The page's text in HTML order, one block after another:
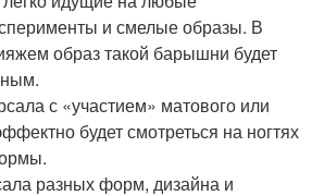
и смелые образы. В
образ такой барышни будет
с «участием» матового или
будет смотреться на ногтях
разных форм, дизайна и